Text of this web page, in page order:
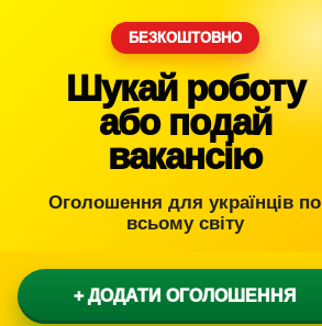
БЕЗКОШТОВНО
Шукай роботу
або подай
вакансію
Оголошення для українців по
всьому світу
+ ДОДАТИ ОГОЛОШЕННЯ